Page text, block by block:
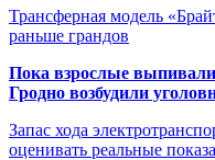
Трансферная модель
раньше грандов
Пока взрослые
Гродно возбудили
Запас хода
оценивать реальные